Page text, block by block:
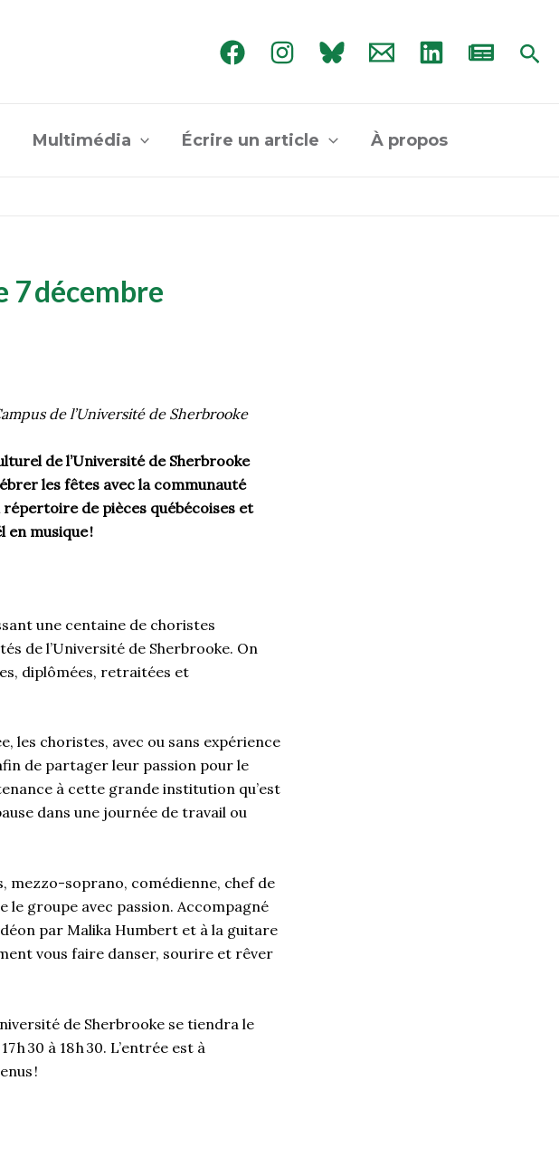
Multimédia Écrire un article À propos
7 décembre
de l’Université de Sherbrooke
de l’Université de Sherbrooke
les fêtes avec la communauté
de pièces québécoises et
en musique!
une centaine de choristes
de l’Université de Sherbrooke. On
diplômées, retraitées et
les choristes, avec ou sans expérience
de partager leur passion pour le
à cette grande institution qu’est
dans une journée de travail ou
mezzo-soprano, comédienne, chef de
le groupe avec passion. Accompagné
par Malika Humbert et à la guitare
vous faire danser, sourire et rêver
de Sherbrooke se tiendra le
h 30 à 18 h 30. L’entrée est à
!